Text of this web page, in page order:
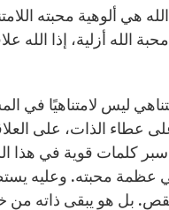
هي ألوهية محبته
الله أزلية، إذا الله
ليس لامتناهيًا في
عطاء الذات، على
كلمات قوية في هذا
عظمة محبته. وعليه
بل هو يبقى ذاته من